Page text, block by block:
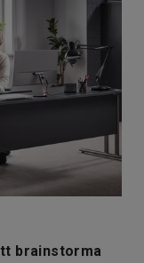
brainstorma